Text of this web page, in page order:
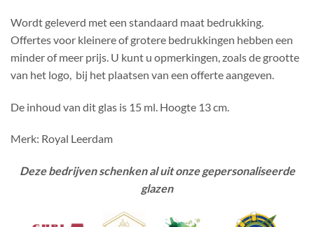
Wordt geleverd met een standaard maat bedrukking.
Offertes voor kleinere of grotere bedrukkingen hebben een
minder of meer prijs. U kunt u opmerkingen, zoals de grootte
van het logo, bij het plaatsen van een offerte aangeven.
De inhoud van dit glas is 15 ml. Hoogte 13 cm.
Merk: Royal Leerdam
Deze bedrijven schenken al uit onze gepersonaliseerde
glazen